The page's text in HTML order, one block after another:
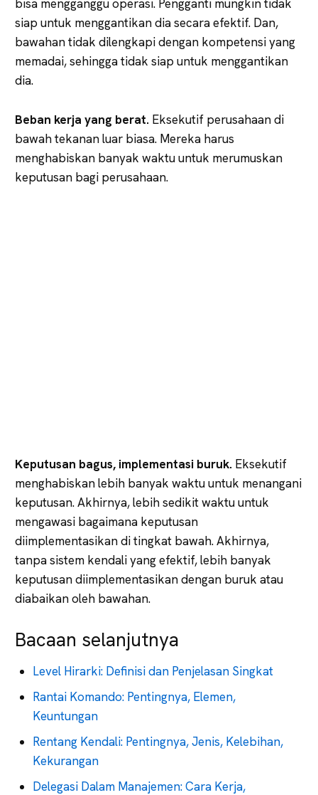
bisa mengganggu operasi. Pengganti mungkin tidak
siap untuk menggantikan dia secara efektif. Dan,
bawahan tidak dilengkapi dengan kompetensi yang
memadai, sehingga tidak siap untuk menggantikan
dia.
Beban kerja yang berat. Eksekutif perusahaan di
bawah tekanan luar biasa. Mereka harus
menghabiskan banyak waktu untuk merumuskan
keputusan bagi perusahaan.
Keputusan bagus, implementasi buruk. Eksekutif
menghabiskan lebih banyak waktu untuk menangani
keputusan. Akhirnya, lebih sedikit waktu untuk
mengawasi bagaimana keputusan
diimplementasikan di tingkat bawah. Akhirnya,
tanpa sistem kendali yang efektif, lebih banyak
keputusan diimplementasikan dengan buruk atau
diabaikan oleh bawahan.
Bacaan selanjutnya
Level Hirarki: Definisi dan Penjelasan Singkat
Rantai Komando: Pentingnya, Elemen,
Keuntungan
Rentang Kendali: Pentingnya, Jenis, Kelebihan,
Kekurangan
Delegasi Dalam Manajemen: Cara Kerja,